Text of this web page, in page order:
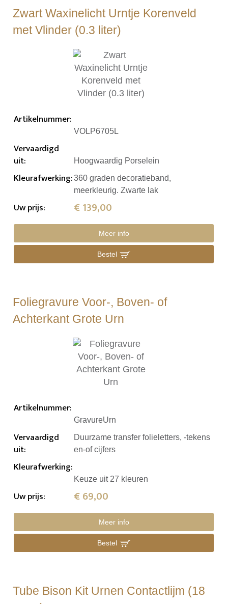
Zwart Waxinelicht Urntje Korenveld
met Vlinder (0.3 liter)
Artikelnummer:
VOLP6705L
Vervaardigd
uit: Hoogwaardig Porselein
Kleurafwerking:360 graden decoratieband,
meerkleurig. Zwarte lak
Uw prijs: € 139,00
Meer info
Bestel
Foliegravure Voor-, Boven- of
Achterkant Grote Urn
Artikelnummer:
GravureUrn
Vervaardigd
uit:
Duurzame transfer folieletters, -tekens
en-of cijfers
Kleurafwerking:
Keuze uit 27 kleuren
Uw prijs: € 69,00
Meer info
Bestel
Tube Bison Kit Urnen Contactlijm (18